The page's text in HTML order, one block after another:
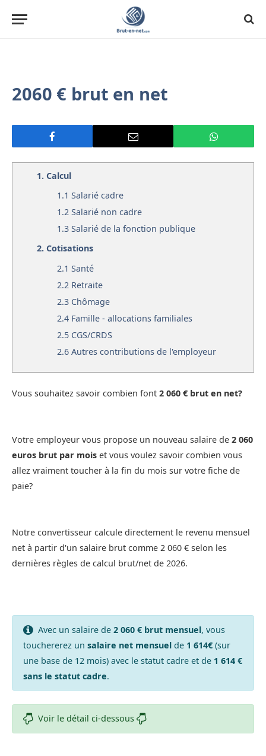
2060 € brut en net
1. Calcul
1.1 Salarié cadre
1.2 Salarié non cadre
1.3 Salarié de la fonction publique
2. Cotisations
2.1 Santé
2.2 Retraite
2.3 Chômage
2.4 Famille - allocations familiales
2.5 CGS/CRDS
2.6 Autres contributions de l'employeur
Vous souhaitez savoir combien font 2 060 € brut en net?
Votre employeur vous propose un nouveau salaire de 2 060
euros brut par mois et vous voulez savoir combien vous
allez vraiment toucher à la fin du mois sur votre fiche de
paie?
Notre convertisseur calcule directement le revenu mensuel
net à partir d'un salaire brut comme 2 060 € selon les
dernières règles de calcul brut/net de 2026.
Avec un salaire de 2 060 € brut mensuel, vous
touchererez un salaire net mensuelde 1 614€(sur
une base de 12 mois) avec le statut cadre et de 1 614 €
sans le statut cadre.
Voir le détail ci-dessous